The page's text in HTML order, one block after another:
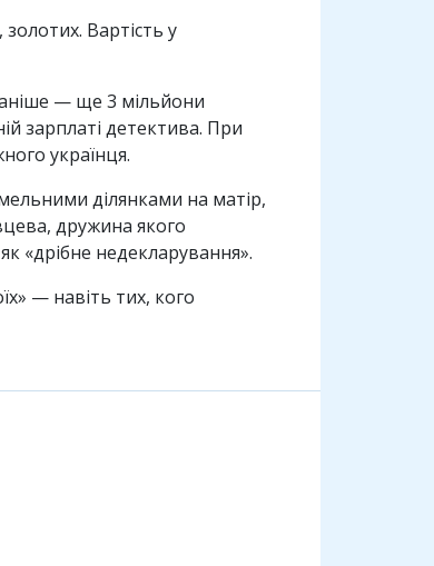
Вартість у
— ще 3 мільйони
зарплаті детектива. При
українця.
ділянками на матір,
дружина якого
«дрібне недекларування».
— навіть тих, кого